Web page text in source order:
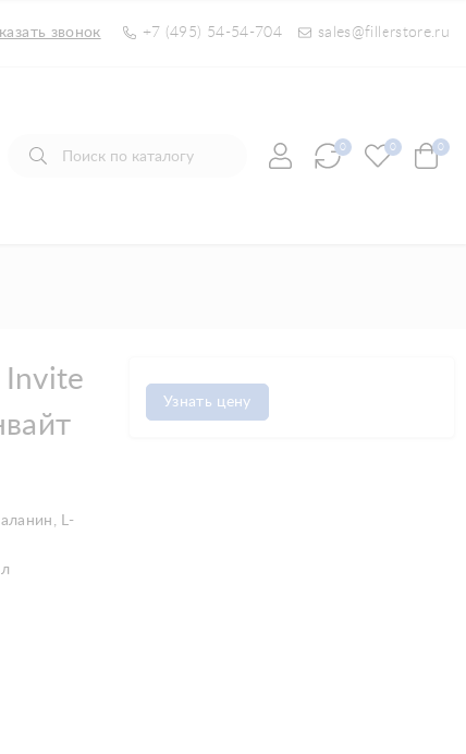
звонок +7 (495) 54-54-704 sales@fillerstore.ru
0 0 0
Invite
L-
Узнать цену